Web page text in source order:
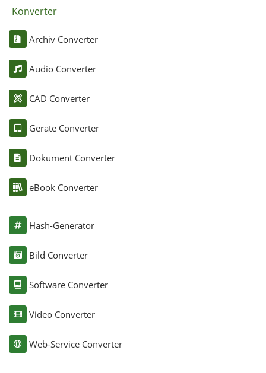
Konverter
Archiv Converter
Audio Converter
CAD Converter
Geräte Converter
Dokument Converter
eBook Converter
Hash-Generator
Bild Converter
Software Converter
Video Converter
Web-Service Converter